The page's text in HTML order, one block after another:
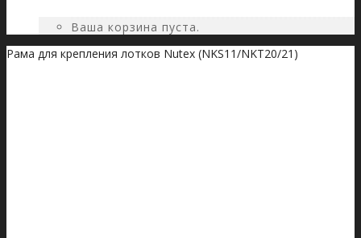
Ваша корзина пуста.
Рама для крепления лотков Nutex (NKS11/NKT20/21)